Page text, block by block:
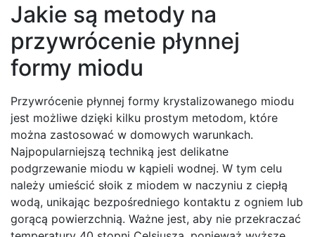
Jakie są metody na
przywrócenie płynnej
formy miodu
Przywrócenie płynnej formy krystalizowanego miodu
jest możliwe dzięki kilku prostym metodom, które
można zastosować w domowych warunkach.
Najpopularniejszą techniką jest delikatne
podgrzewanie miodu w kąpieli wodnej. W tym celu
należy umieścić słoik z miodem w naczyniu z ciepłą
wodą, unikając bezpośredniego kontaktu z ogniem lub
gorącą powierzchnią. Ważne jest, aby nie przekraczać